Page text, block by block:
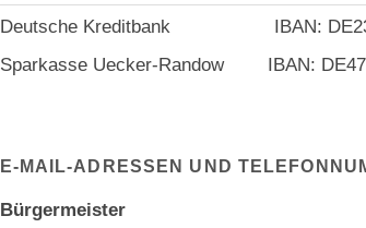
Deutsche Kreditbank IBAN: DE23
Sparkasse Uecker-Randow IBAN:
E-MAIL-ADRESSEN UND
Bürgermeister